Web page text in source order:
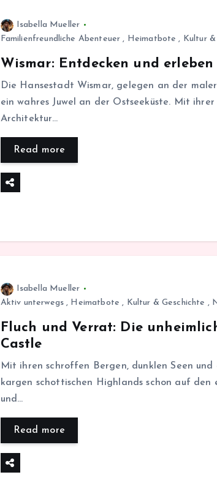
Isabella Mueller
Familienfreundliche Abenteuer , Heimatbote , Kultur
Wismar: Entdecken und
Die Hansestadt Wismar, gelegen an der
ein wahres Juwel an der Ostseeküste. Mit
Architektur…
Read more
Isabella Mueller
Aktiv unterwegs , Heimatbote , Kultur & Geschichte ,
Fluch und Verrat: Die
Castle
Mit ihren schroffen Bergen, dunklen Seen
kargen schottischen Highlands schon auf
und…
Read more